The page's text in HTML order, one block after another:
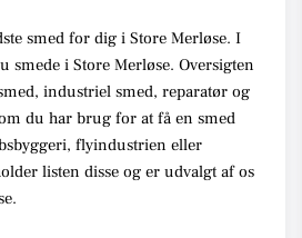
smed for dig i Store Merløse. I
smede i Store Merløse. Oversigten
industriel smed, reparatør og
du har brug for at få en smed
flyindustrien eller
listen disse og er udvalgt af os